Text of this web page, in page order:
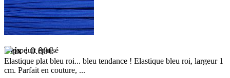
Prix :0.80€
Elastique plat bleu roi... bleu tendance ! Elastique bleu roi, largeur 1
cm. Parfait en couture, ...